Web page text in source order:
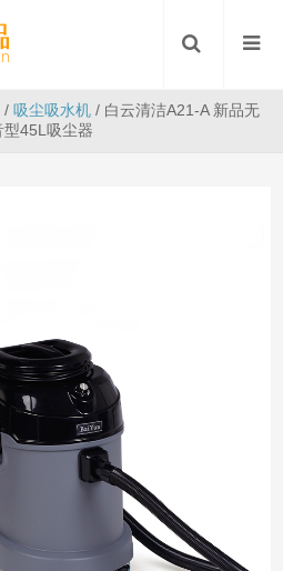
/吸尘吸水机 / 白云清洁A21-A 新品无
45L吸尘器